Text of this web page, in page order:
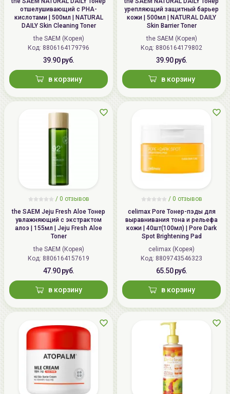
отшелушивающий с PHA-
кислотами | 500мл | NATURAL
DAILY Skin Cleaning Toner
the SAEM (Корея)
Код: 8806164179796
39.90 руб.
в корзину
урепляющий защитный барьер
кожи | 500мл | NATURAL DAILY
Skin Barrier Toner
the SAEM (Корея)
Код: 8806164179802
39.90 руб.
в корзину
/ 0 отзывов
the SAEM Jeju Fresh Aloe Тонер
увлажняющий с экстрактом
алоэ | 155мл | Jeju Fresh Aloe
Toner
the SAEM (Корея)
Код: 8806164157619
47.90 руб.
в корзину
/ 0 отзывов
celimax Pore Тонер-пэды для
выравнивания тона и рельефа
кожи | 40шт(100мл) | Pore Dark
Spot Brightening Pad
celimax (Корея)
Код: 8809743546323
65.50 руб.
в корзину